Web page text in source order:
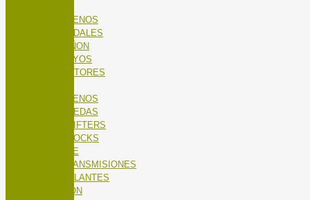
FRENOS
PEDALES
PIÑON
RAYOS
ROTORES
FRENOS
RUEDAS
SHIFTERS
SHOCKS
TEE
TRANSMISIONES
VOLANTES
NUTRICIÓN